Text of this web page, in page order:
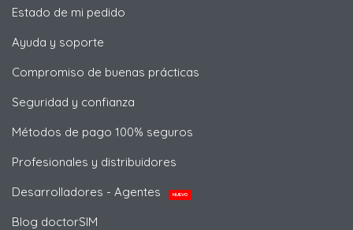
Estado de mi pedido
Ayuda y soporte
Compromiso de buenas prácticas
Seguridad y confianza
Métodos de pago 100% seguros
Profesionales y distribuidores
Desarrolladores - Agentes
NUEVO
Blog doctorSIM